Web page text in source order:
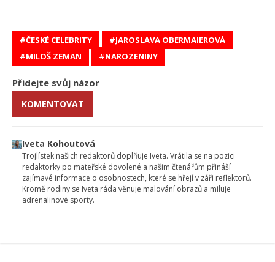
ČESKÉ CELEBRITY
JAROSLAVA OBERMAIEROVÁ
MILOŠ ZEMAN
NAROZENINY
Přidejte svůj názor
KOMENTOVAT
Iveta Kohoutová
Trojlístek našich redaktorů doplňuje Iveta. Vrátila se na pozici
redaktorky po mateřské dovolené a našim čtenářům přináší
zajímavé informace o osobnostech, které se hřejí v záři reflektorů.
Kromě rodiny se Iveta ráda věnuje malování obrazů a miluje
adrenalinové sporty.